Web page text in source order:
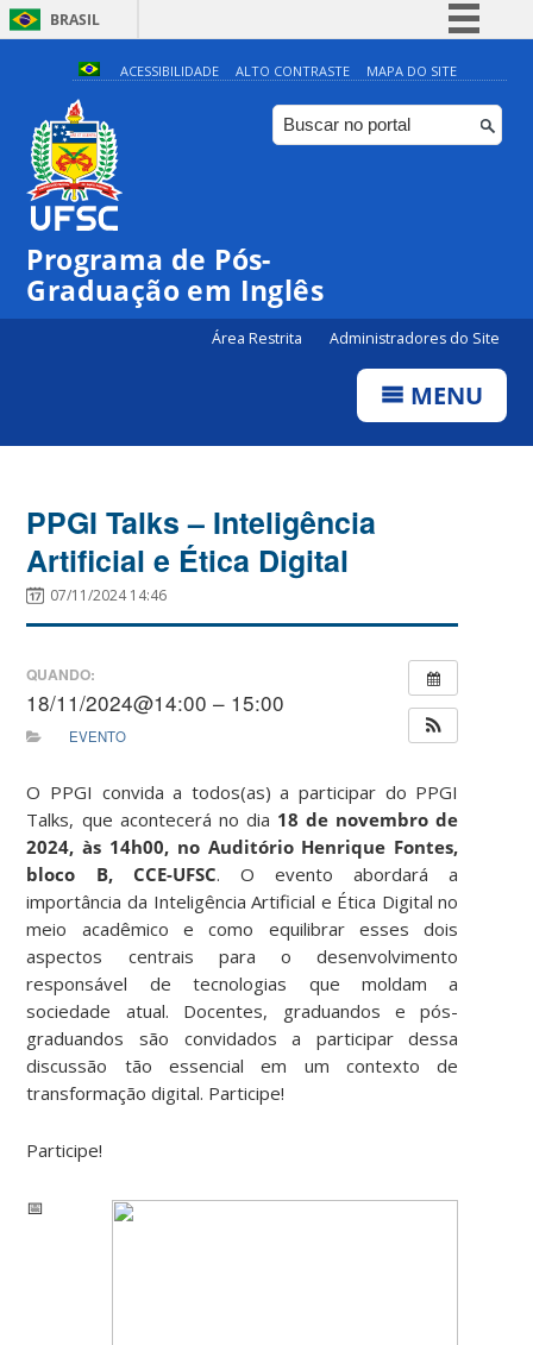
BRASIL
Simplifique!
Comunica BR
Participe
ACESSIBILIDADE ALTO CONTRASTE MAPA DO SITE
Programa de Pós-
Graduação em Inglês
Área Restrita Administradores do Site
MENU
PPGI Talks – Inteligência
Artificial e Ética Digital
07/11/2024 14:46
QUANDO:
18/11/2024@14:00 – 15:00
EVENTO
O PPGI convida a todos(as) a participar do PPGI
Talks, que acontecerá no dia 18 de novembro de
2024, às 14h00, no Auditório Henrique Fontes,
bloco B, CCE-UFSC. O evento abordará a
importância da Inteligência Artificial e Ética Digital no
meio acadêmico e como equilibrar esses dois
aspectos centrais para o desenvolvimento
responsável de tecnologias que moldam a
sociedade atual. Docentes, graduandos e pós-
graduandos são convidados a participar dessa
discussão tão essencial em um contexto de
transformação digital. Participe!
Participe!
📅